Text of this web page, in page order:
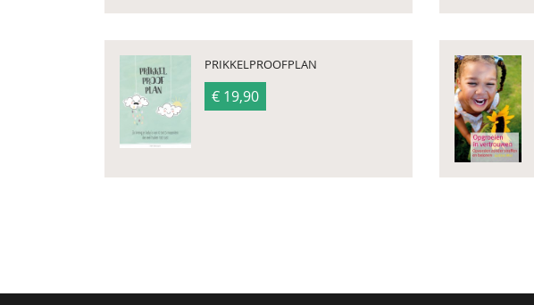
PRIKKELPROOFPLAN
€ 19,90